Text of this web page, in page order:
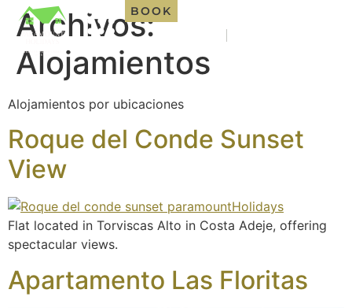
BOOK
BOOK
Archivos:
Alojamientos
Alojamientos por ubicaciones
Roque del Conde Sunset
View
Flat located in Torviscas Alto in Costa Adeje, offering
spectacular views.
Apartamento Las Floritas